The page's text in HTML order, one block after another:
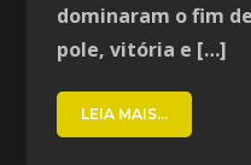
dominaram o fim
pole, vitória e […]
LEIA MAIS...